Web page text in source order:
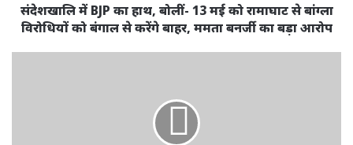
संदेशखालि में BJP का हाथ, बोलीं- 13 मई को रामाघाट से बांग्ला
विरोधियों को बंगाल से करेंगे बाहर, ममता बनर्जी का बड़ा आरोप